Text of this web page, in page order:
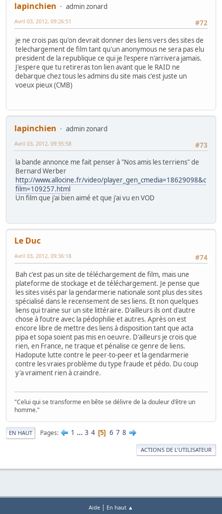
lapinchien
admin zonard
#72
Avril 03, 2012, 09:26:51
je ne crois pas qu'on devrait donner des liens vers des sites de
telechargement de film tant qu'un anonymous ne sera pas elu
president de la republique ce qui je l'espere n'arrivera jamais.
J'espere que tu retireras ton lien avant que le RAID ne
debarque chez tous les admins du site mais c'est juste un
voeux pieux (CMB)
lapinchien
admin zonard
#73
Avril 03, 2012, 09:35:58
la bande annonce me fait penser à "Nos amis les terriens" de
Bernard Werber
http://www.allocine.fr/video/player_gen_cmedia=18629098&c
film=109257.html
Un film que j'ai bien aimé et que j'ai vu en VOD
Le Duc
#74
Avril 03, 2012, 09:36:18
Bah c'est pas un site de téléchargement de film, mais une
plateforme de stockage et de téléchargement. Je pense que
les sites visés par la gendarmerie nationale sont plus des sites
spécialisé dans le recensement de ses liens. Et non quelques
liens qui traine sur un site littéraire. D'ailleurs ils ont d'autre
chose à foutre avec la pédophilie et autres. Après on est
encore libre de mettre des liens à disposition tant que acta
pipa et sopa soient pas mis en oeuvre. D'ailleurs je crois que
rien, en France, ne traque et pénalise ce genre de liens.
Hadopute lutte contre le peer-to-peer et la gendarmerie
contre les vraies problème du type fraude et pédo. Du coup
y'a vraiment rien à craindre.
"Celui qui se transforme en bête se délivre de la douleur d'être un
homme."
EN HAUT Pages 1 ... 3 4 5 6 7 8
ACTIONS DE L'UTILISATEUR
Aide | En haut ▲